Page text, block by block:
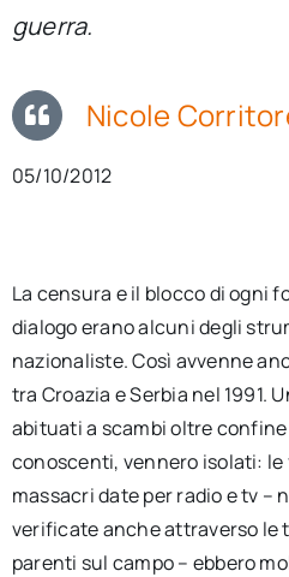
guerra.
Nicole
05/10/2012
La censura e il blocco di ogni
dialogo erano alcuni degli
nazionaliste. Così avvenne
tra Croazia e Serbia nel 1991.
abituati a scambi oltre
conoscenti, vennero isolati:
massacri date per radio e tv –
verificate anche attraverso le
parenti sul campo – ebbero